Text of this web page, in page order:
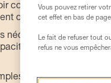
compris les
d’informations.
nécessite une
à refaire la
de techniques
Vous pouvez retirer
cet effet en bas de
Le fait de refuser tout
refus ne vous